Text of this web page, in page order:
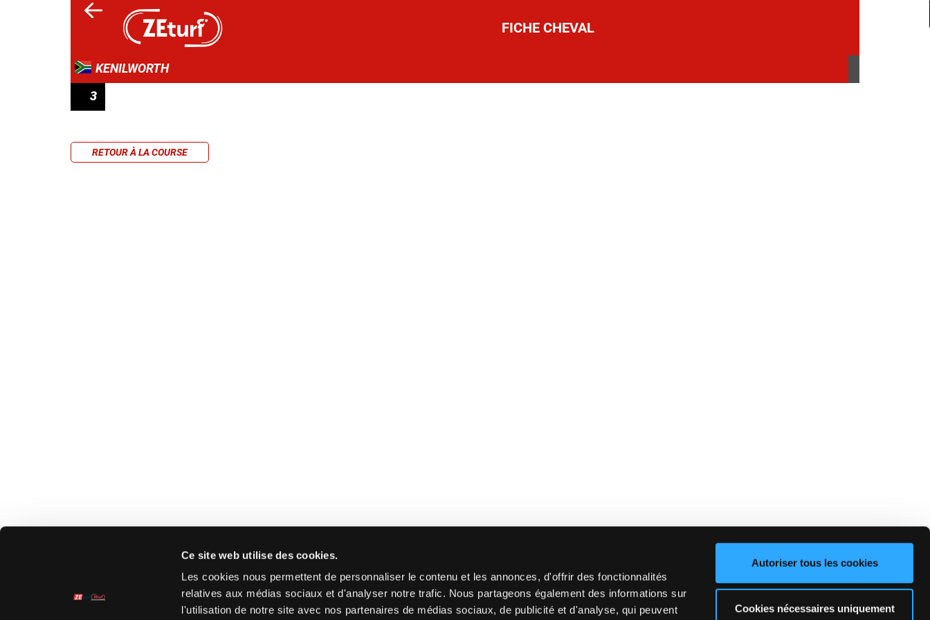
Ce site web utilise des cookies.
Les cookies nous permettent de personnaliser le contenu et les annonces, d'offrir des fonctionnalités
relatives aux médias sociaux et d'analyser notre trafic. Nous partageons également des informations sur
l'utilisation de notre site avec nos partenaires de médias sociaux, de publicité et d'analyse, qui peuvent
Autoriser tous les cookies
Cookies nécessaires uniquement
FICHE CHEVAL
KENILWORTH
3
RETOUR À LA COURSE